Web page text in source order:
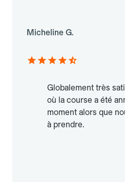
Micheline G.
Globalement très
où la course a été
moment alors que
à prendre.